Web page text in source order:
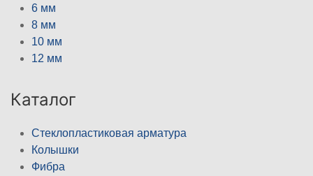
6 мм
8 мм
10 мм
12 мм
Каталог
Стеклопластиковая арматура
Колышки
Фибра